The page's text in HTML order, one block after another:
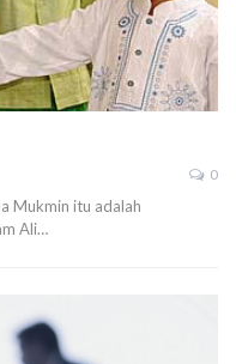
0
Mukmin itu adalah
Ali…